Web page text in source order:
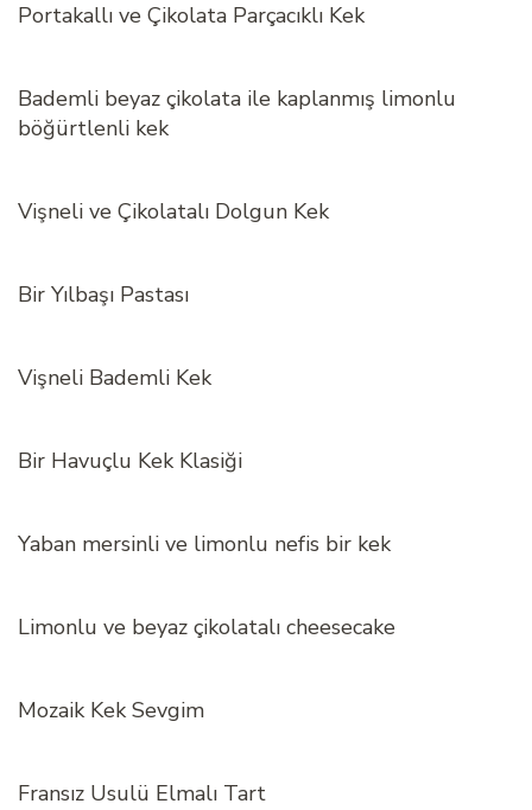
Portakallı ve Çikolata Parçacıklı Kek
Bademli beyaz çikolata ile kaplanmış limonlu
böğürtlenli kek
Vişneli ve Çikolatalı Dolgun Kek
Bir Yılbaşı Pastası
Vişneli Bademli Kek
Bir Havuçlu Kek Klasiği
Yaban mersinli ve limonlu nefis bir kek
Limonlu ve beyaz çikolatalı cheesecake
Mozaik Kek Sevgim
Fransız Usulü Elmalı Tart